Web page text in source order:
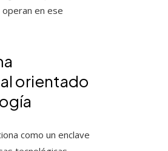
en ese
orientado
como un enclave